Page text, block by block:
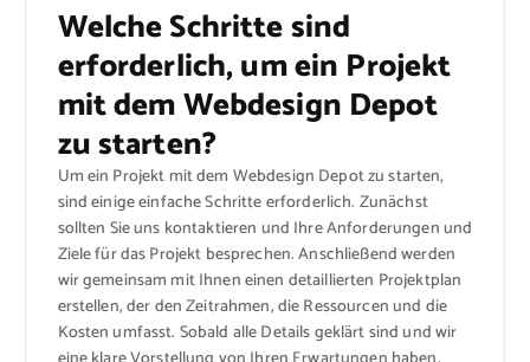
Welche Schritte sind
erforderlich, um ein Projekt
mit dem Webdesign Depot
zu starten?
Um ein Projekt mit dem Webdesign Depot zu starten,
sind einige einfache Schritte erforderlich. Zunächst
sollten Sie uns kontaktieren und Ihre Anforderungen und
Ziele für das Projekt besprechen. Anschließend werden
wir gemeinsam mit Ihnen einen detaillierten Projektplan
erstellen, der den Zeitrahmen, die Ressourcen und die
Kosten umfasst. Sobald alle Details geklärt sind und wir